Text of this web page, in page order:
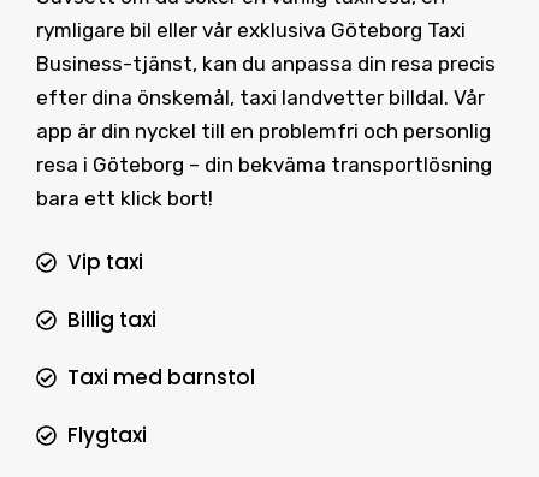
rymligare bil eller vår exklusiva Göteborg Taxi
Business-tjänst, kan du anpassa din resa precis
efter dina önskemål, taxi landvetter billdal. Vår
app är din nyckel till en problemfri och personlig
resa i Göteborg – din bekväma transportlösning
bara ett klick bort!
Vip taxi
Billig taxi
Taxi med barnstol
Flygtaxi